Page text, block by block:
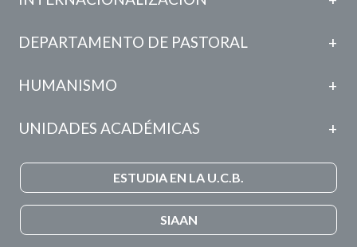
DEPARTAMENTO DE PASTORAL
HUMANISMO
UNIDADES ACADÉMICAS
ESTUDIA EN LA U.C.B.
SIAAN